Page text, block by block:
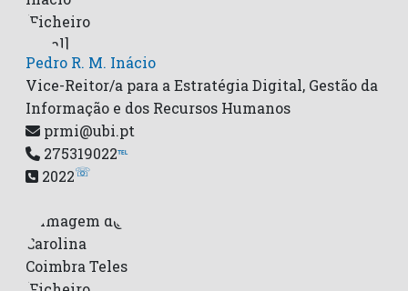
Pedro R. M. Inácio
Vice-Reitor/a para a Estratégia Digital, Gestão da
Informação e dos Recursos Humanos
prmi@ubi.pt
275319022℡
2022☏